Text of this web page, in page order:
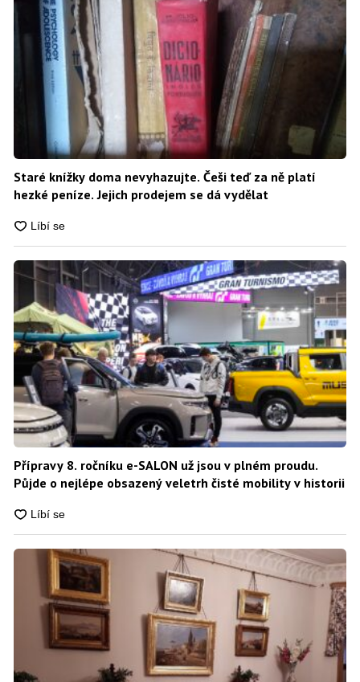
Staré knížky doma nevyhazujte. Češi teď za ně platí
hezké peníze. Jejich prodejem se dá vydělat
Přípravy 8. ročníku e-SALON už jsou v plném proudu.
Půjde o nejlépe obsazený veletrh čisté mobility v historii